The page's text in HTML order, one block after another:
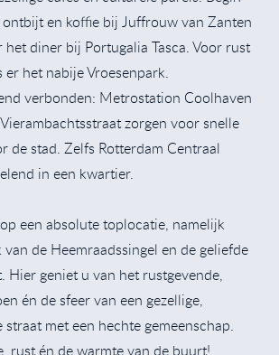
en koffie bij Juffrouw van Zanten
diner bij Portugalia Tasca. Voor rust
het nabije Vroesenpark.
verbonden: Metrostation Coolhaven
zorgen voor snelle
de stad. Zelfs Rotterdam Centraal
in een kwartier.
een absolute toplocatie, namelijk
de Heemraadssingel en de geliefde
Hier geniet u van het rustgevende,
én de sfeer van een gezellige,
met een hechte gemeenschap.
rust én de warmte van de buurt!